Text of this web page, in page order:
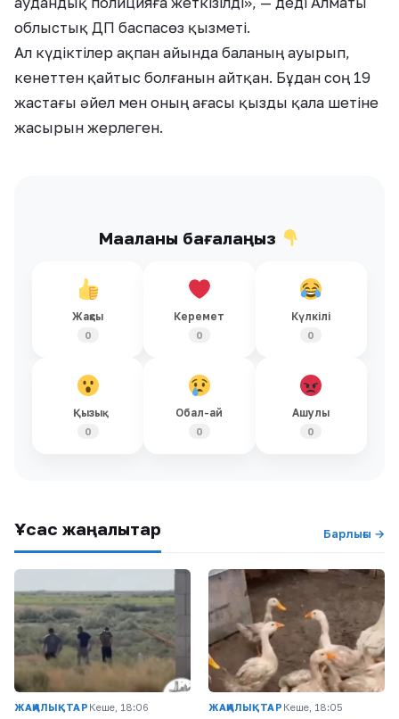
облыстық ДП баспасөз қызметі.
Ал күдіктілер ақпан айында баланың ауырып,
кенеттен қайтыс болғанын айтқан. Бұдан соң 19
жастағы әйел мен оның ағасы қызды қала шетіне
жасырын жерлеген.
Мақаланы бағалаңыз
Жақсы
0
Керемет
0
Күлкілі
0
Қызық
0
Обал-ай
0
Ашулы
0
Ұқсас жаңалықтар Барлығы →
ЖАҢАЛЫҚТАР Кеше, 18:06 ЖАҢАЛЫҚТАР Кеше, 18:05